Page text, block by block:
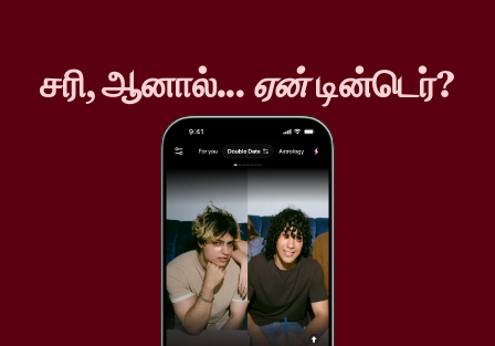
சரி, ஆனால்... ஏன்டின்டெர்?